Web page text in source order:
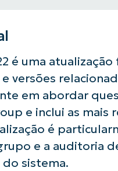
é uma
versões
em abordar
e inclui as mais
é
e a auditoria
do sistema.